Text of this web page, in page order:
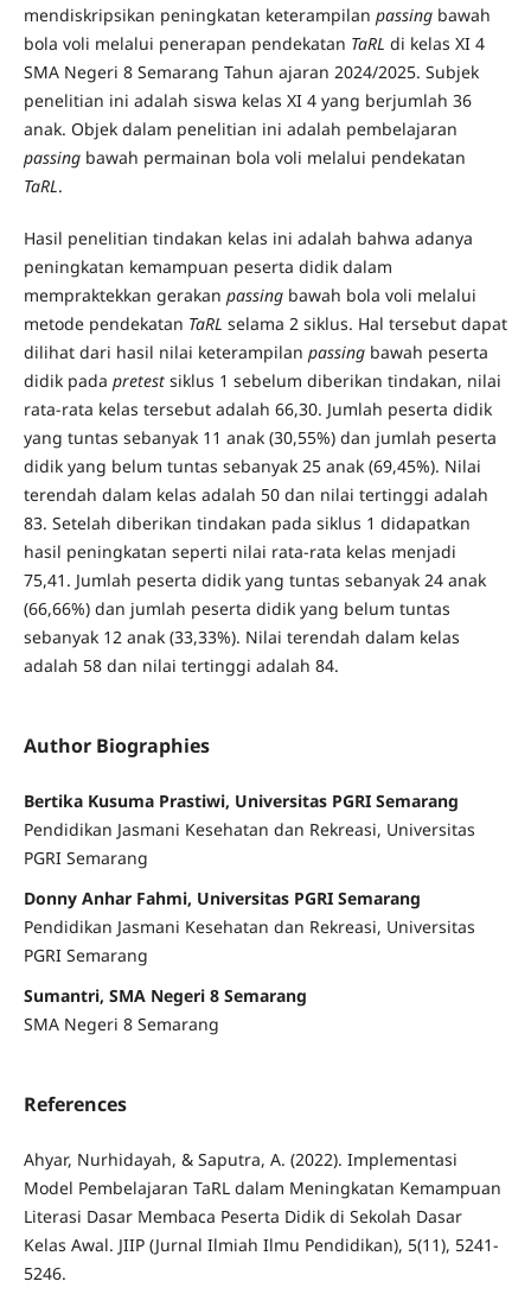
mendiskripsikan peningkatan keterampilan passingbawah
bola voli melalui penerapan pendekatan TaRL di kelas XI 4
SMA Negeri 8 Semarang Tahun ajaran 2024/2025. Subjek
penelitian ini adalah siswa kelas XI 4 yang berjumlah 36
anak. Objek dalam penelitian ini adalah pembelajaran
passingbawah permainan bola voli melalui pendekatan
TaRL.
Hasil penelitian tindakan kelas ini adalah bahwa adanya
peningkatan kemampuan peserta didik dalam
mempraktekkan gerakan passingbawah bola voli melalui
metode pendekatan TaRL selama 2 siklus. Hal tersebut dapat
dilihat dari hasil nilai keterampilan passingbawah peserta
didik pada pretestsiklus 1 sebelum diberikan tindakan, nilai
rata-rata kelas tersebut adalah 66,30. Jumlah peserta didik
yang tuntas sebanyak 11 anak (30,55%) dan jumlah peserta
didik yang belum tuntas sebanyak 25 anak (69,45%). Nilai
terendah dalam kelas adalah 50 dan nilai tertinggi adalah
83. Setelah diberikan tindakan pada siklus 1 didapatkan
hasil peningkatan seperti nilai rata-rata kelas menjadi
75,41. Jumlah peserta didik yang tuntas sebanyak 24 anak
(66,66%) dan jumlah peserta didik yang belum tuntas
sebanyak 12 anak (33,33%). Nilai terendah dalam kelas
adalah 58 dan nilai tertinggi adalah 84.
Author Biographies
Bertika Kusuma Prastiwi, Universitas PGRI Semarang
Pendidikan Jasmani Kesehatan dan Rekreasi, Universitas
PGRI Semarang
Donny Anhar Fahmi, Universitas PGRI Semarang
Pendidikan Jasmani Kesehatan dan Rekreasi, Universitas
PGRI Semarang
Sumantri, SMA Negeri 8 Semarang
SMA Negeri 8 Semarang
References
Ahyar, Nurhidayah, & Saputra, A. (2022). Implementasi
Model Pembelajaran TaRL dalam Meningkatan Kemampuan
Literasi Dasar Membaca Peserta Didik di Sekolah Dasar
Kelas Awal. JIIP (Jurnal Ilmiah Ilmu Pendidikan), 5(11), 5241-
5246.